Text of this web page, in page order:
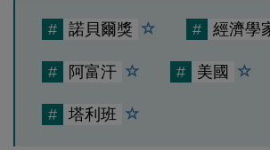
# 諾貝爾獎 # 經濟學
# 阿富汗 # 美國
# 塔利班